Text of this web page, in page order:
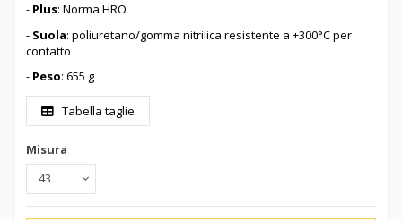
- Plus: Norma HRO
- Suola: poliuretano/gomma nitrilica resistente a +300°C per
contatto
- Peso: 655 g
Tabella taglie
Misura